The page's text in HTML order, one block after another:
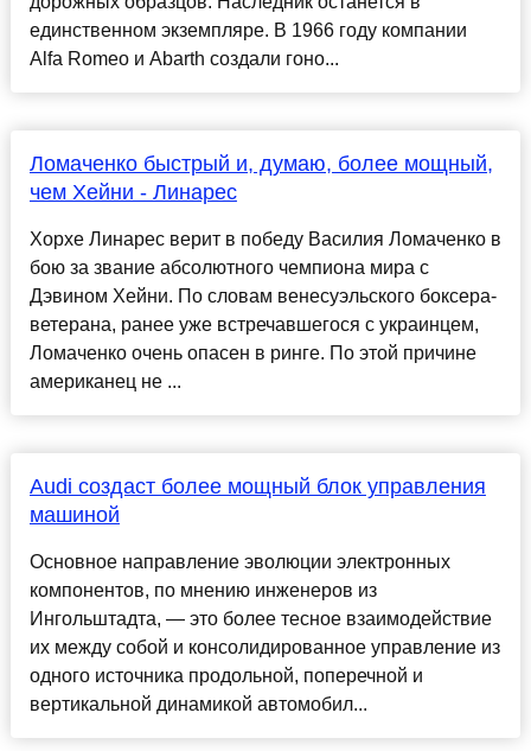
единственном экземпляре. В 1966 году компании
Alfa Romeo и Abarth создали гоно...
Ломаченко быстрый и, думаю, более мощный,
чем Хейни - Линарес
Хорхе Линарес верит в победу Василия Ломаченко в
бою за звание абсолютного чемпиона мира с
Дэвином Хейни. По словам венесуэльского боксера-
ветерана, ранее уже встречавшегося с украинцем,
Ломаченко очень опасен в ринге. По этой причине
американец не ...
Audi создаст более мощный блок управления
машиной
Основное направление эволюции электронных
компонентов, по мнению инженеров из
Ингольштадта, — это более тесное взаимодействие
их между собой и консолидированное управление из
одного источника продольной, поперечной и
вертикальной динамикой автомобил...